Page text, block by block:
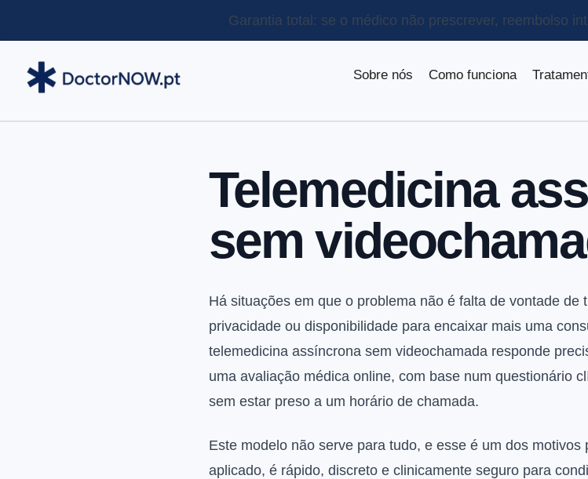
Garantia total: se o médico não prescrever, reembolso
Sobre nós Como funciona
Telemedicina
sem
Há situações em que o problema não é falta de vontade de
privacidade ou disponibilidade para encaixar mais uma
telemedicina assíncrona sem videochamada responde
uma avaliação médica online, com base num questionário
sem estar preso a um horário de chamada.
Este modelo não serve para tudo, e esse é um dos
aplicado, é rápido, discreto e clinicamente seguro para